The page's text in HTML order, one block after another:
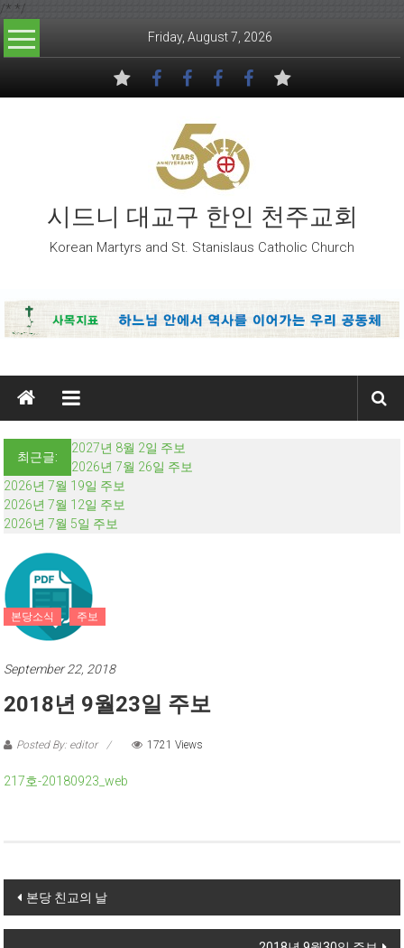
/* */
Skip to content
Friday, August 7, 2026
시드니 대교구 한인 천주교회
Korean Martyrs and St. Stanislaus Catholic Church
최근글:
2027년 8월 2일 주보
2026년 7월 26일 주보
2026년 7월 19일 주보
2026년 7월 12일 주보
2026년 7월 5일 주보
본당소식 주보
September 22, 2018
2018년 9월23일 주보
Posted By: editor 1721 Views
217호-20180923_web
Post navigation
본당 친교의 날